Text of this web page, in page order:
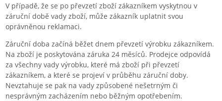
V případě, že se po převzetí zboží zákazníkem vyskytnou v
záruční době vady zboží, může zákazník uplatnit svou
oprávněnou reklamaci.
Záruční doba začíná běžet dnem převzetí výrobku zákazníkem.
Na zboží je poskytována záruka 24 měsíců. Prodejce odpovídá
za všechny vady výrobku, které má zboží při převzetí
zákazníkem, a které se projeví v průběhu záruční doby.
Nevztahuje se pak na vady způsobené nešetrným či
nesprávným zacházením nebo běžným opotřebením.